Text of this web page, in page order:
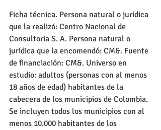
Ficha técnica. Persona natural o jurídica
que la realizó: Centro Nacional de
Consultoría S. A. Persona natural o
jurídica que la encomendó: CM&. Fuente
de financiación: CM&. Universo en
estudio: adultos (personas con al menos
18 años de edad) habitantes de la
cabecera de los municipios de Colombia.
Se incluyen todos los municipios con al
menos 10.000 habitantes de los